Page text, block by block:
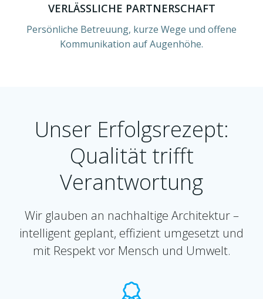
VERLÄSSLICHE PARTNERSCHAFT
Persönliche Betreuung, kurze Wege und offene
Kommunikation auf Augenhöhe.
Unser Erfolgsrezept:
Qualität trifft
Verantwortung
Wir glauben an nachhaltige Architektur –
intelligent geplant, effizient umgesetzt und
mit Respekt vor Mensch und Umwelt.